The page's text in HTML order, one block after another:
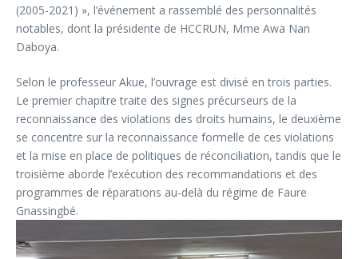
(2005-2021) », l’événement a rassemblé des personnalités
notables, dont la présidente de HCCRUN, Mme Awa Nan
Daboya.
Selon le professeur Akue, l’ouvrage est divisé en trois parties.
Le premier chapitre traite des signes précurseurs de la
reconnaissance des violations des droits humains, le deuxième
se concentre sur la reconnaissance formelle de ces violations
et la mise en place de politiques de réconciliation, tandis que le
troisième aborde l’exécution des recommandations et des
programmes de réparations au-delà du régime de Faure
Gnassingbé.